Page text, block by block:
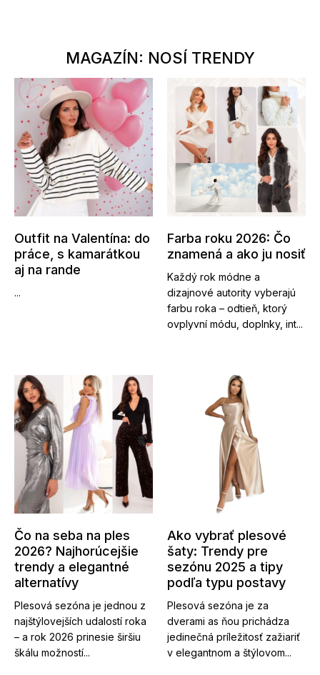
MAGAZÍN: NOSÍ TRENDY
Outfit na Valentína: do
práce, s kamarátkou
aj na rande
...
Farba roku 2026: Čo
znamená a ako ju nosiť
Každý rok módne a
dizajnové autority vyberajú
farbu roka – odtieň, ktorý
ovplyvní módu, doplnky, int...
Čo na seba na ples
2026? Najhorúcejšie
trendy a elegantné
alternatívy
Plesová sezóna je jednou z
najštýlovejších udalostí roka
– a rok 2026 prinesie širšiu
škálu možností...
Ako vybrať plesové
šaty: Trendy pre
sezónu 2025 a tipy
podľa typu postavy
Plesová sezóna je za
dverami as ňou prichádza
jedinečná príležitosť zažiariť
v elegantnom a štýlovom...